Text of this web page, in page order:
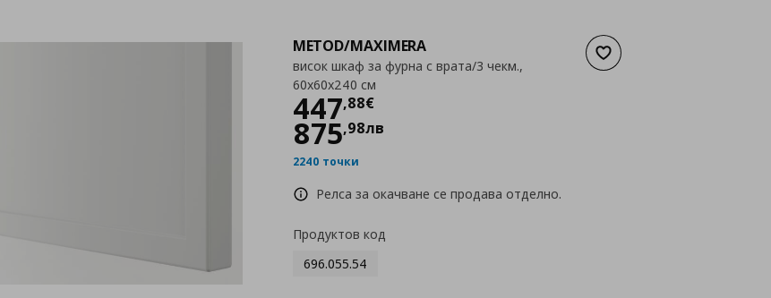
Добави към списъка с
METOD/MAXIMERA
висок шкаф за фурна с врата/3 чекм.,
60x60x240 см
447,88€
Цена447,88 €
875,98лв
2240 точки
Релса за окачване се продава отделно.
Продуктов код
696.055.54